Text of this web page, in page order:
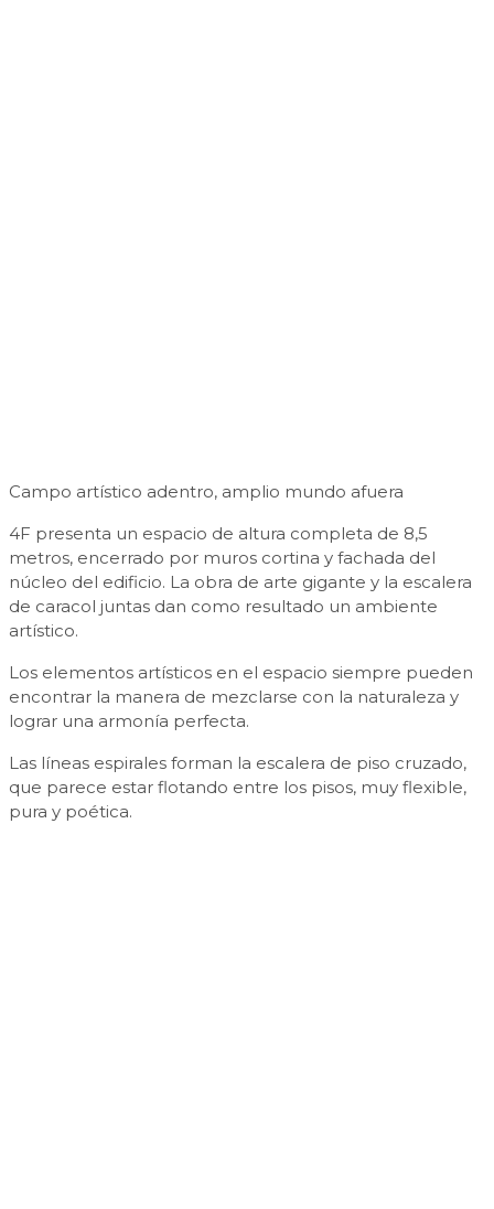
Campo artístico adentro, amplio mundo afuera
4F presenta un espacio de altura completa de 8,5
metros, encerrado por muros cortina y fachada del
núcleo del edificio. La obra de arte gigante y la escalera
de caracol juntas dan como resultado un ambiente
artístico.
Los elementos artísticos en el espacio siempre pueden
encontrar la manera de mezclarse con la naturaleza y
lograr una armonía perfecta.
Las líneas espirales forman la escalera de piso cruzado,
que parece estar flotando entre los pisos, muy flexible,
pura y poética.